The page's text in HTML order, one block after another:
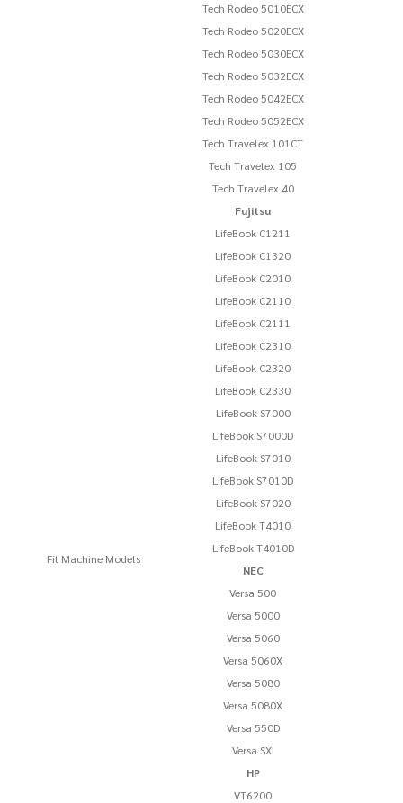
Fit Machine Models
Tech Rodeo 5010ECX
Tech Rodeo 5020ECX
Tech Rodeo 5030ECX
Tech Rodeo 5032ECX
Tech Rodeo 5042ECX
Tech Rodeo 5052ECX
Tech Travelex 101CT
Tech Travelex 105
Tech Travelex 40
Fujitsu
LifeBook C1211
LifeBook C1320
LifeBook C2010
LifeBook C2110
LifeBook C2111
LifeBook C2310
LifeBook C2320
LifeBook C2330
LifeBook S7000
LifeBook S7000D
LifeBook S7010
LifeBook S7010D
LifeBook S7020
LifeBook T4010
LifeBook T4010D
NEC
Versa 500
Versa 5000
Versa 5060
Versa 5060X
Versa 5080
Versa 5080X
Versa 550D
Versa SXI
HP
VT6200